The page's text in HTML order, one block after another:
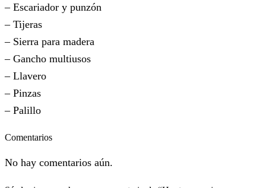
– Escariador y punzón
– Tijeras
– Sierra para madera
– Gancho multiusos
– Llavero
– Pinzas
– Palillo
Comentarios
No hay comentarios aún.